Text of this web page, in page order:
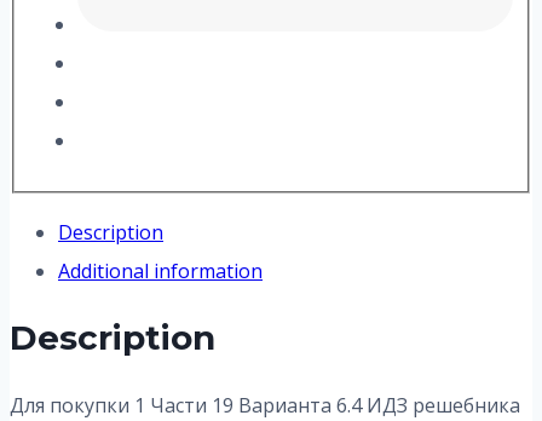
Description
Additional information
Description
Для покупки 1 Части 19 Варианта 6.4ИДЗ решебника